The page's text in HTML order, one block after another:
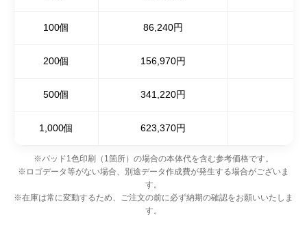
100個 86,240円
200個 156,970円
500個 341,220円
1,000個 623,370円
※パッド1色印刷（1箇所）の場合の本体代を含む参考価格です。
※ロゴデータ等がない場合、別途データ作成費が発生する場合がございま
す。
※在庫は常に変動するため、ご注文の前に必ず納期の確認をお願いいたしま
す。